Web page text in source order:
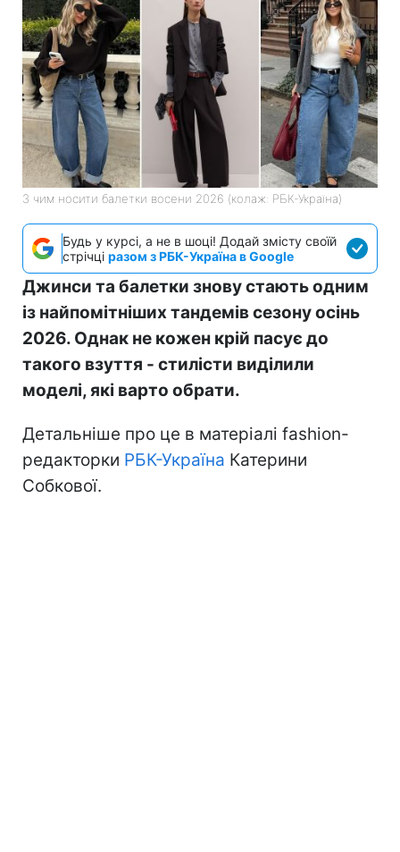
З чим носити балетки восени 2026 (колаж: РБК-Україна)
Будь у курсі, а не в шоці! Додай змісту своїй
стрічці разом з РБК-Україна в Google
Джинси та балетки знову стають одним
із найпомітніших тандемів сезону осінь
2026. Однак не кожен крій пасує до
такого взуття - стилісти виділили
моделі, які варто обрати.
Детальніше про це в матеріалі fashion-
редакторки РБК-Україна Катерини
Собкової.